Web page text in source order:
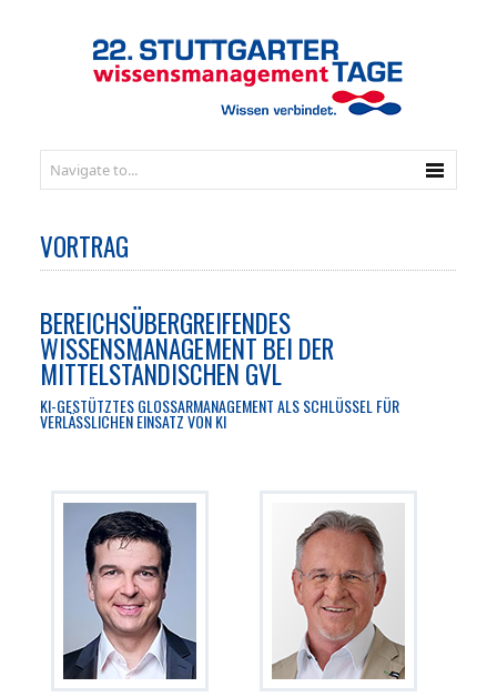
VORTRAG
BEREICHSÜBERGREIFENDES
WISSENSMANAGEMENT BEI DER
MITTELSTÄNDISCHEN GVL
KI-GESTÜTZTES GLOSSARMANAGEMENT ALS SCHLÜSSEL FÜR
VERLÄSSLICHEN EINSATZ VON KI